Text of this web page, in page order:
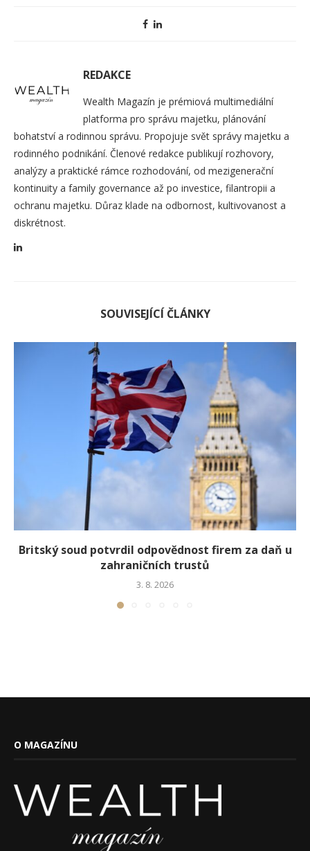
REDAKCE
Wealth Magazín je prémiová multimediální
platforma pro správu majetku, plánování
bohatství a rodinnou správu. Propojuje svět správy majetku a
rodinného podnikání. Členové redakce publikují rozhovory,
analýzy a praktické rámce rozhodování, od mezigenerační
kontinuity a family governance až po investice, filantropii a
ochranu majetku. Důraz klade na odbornost, kultivovanost a
diskrétnost.
SOUVISEJÍCÍ ČLÁNKY
Britský soud potvrdil odpovědnost firem za daň u
zahraničních trustů
3. 8. 2026
O MAGAZÍNU